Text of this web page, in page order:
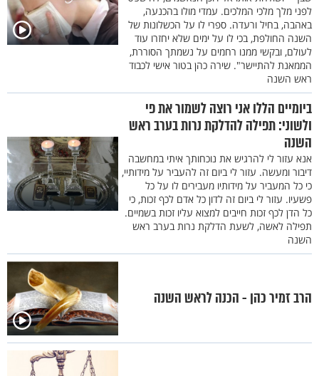
לפני מלך מלכי המלכים. עמדי מולו בהכנעה,
באהבה, בחיל ורעדה. ספרי לו על הכשלונות של
השנה החולפת, בכי לו על ימים שלא יחזרו עוד
לעולם, ובקשי ממנו רחמים על נשמתך הסוררת,
הממאנת להתיישר". שירה כהן בטור אישי לכבוד
ראש השנה
ביומיים הללו אני רוצה לשמור את פי
ולשוני: תפילה להדלקת נרות בערב ראש
השנה
אנא עזור לי להרגיש את נוכחותך איתי במחשבה
דיבור ומעשה. עזור לי ביום זה להעביר על מידותיי,
כי כל המעביר על מידותיו מעבירים לו על כל
פשעיו. עזור לי ביום זה לדון כל אדם לכף זכות, כי
כל הדן לכף זכות חייבים למצוא עליו זכות בשמיים.
תפילה לאשה, לשעת הדלקת נרות בערב ראש
השנה
הרב זמיר כהן - הכנה לראש השנה